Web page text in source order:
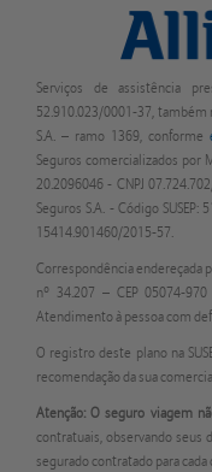
Serviços de assistência
52.910.023/0001-37, também
S.A. – ramo 1369, conforme
Seguros comercializados por
20.2096046 - CNPJ
Seguros S.A. - Código SUSEP:
15414.901460/2015-57.
Correspondência endereçada
nº 34.207 – CEP 05074-
Atendimento à pessoa com
O registro deste plano na
recomendação da sua
Atenção: O seguro viagem
contratuais, observando
segurado contratado para